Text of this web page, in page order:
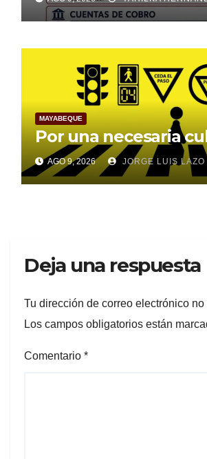
normativas
MAYABEQUE
Por una necesaria
AGO 9, 2026 JORGE LUIS LAZO
Deja una respuesta
Tu dirección de correo electrónico
Los campos obligatorios están
Comentario *